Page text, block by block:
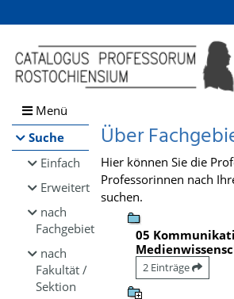
Browsen
direkt zum Inhalt
Menü
Suche
Einfach
Erweitert
nach
Fachgebiet
nach
Fakultät /
Sektion
Über
Hier können Sie die
Professorinnen nach
suchen.
05
2 Einträge